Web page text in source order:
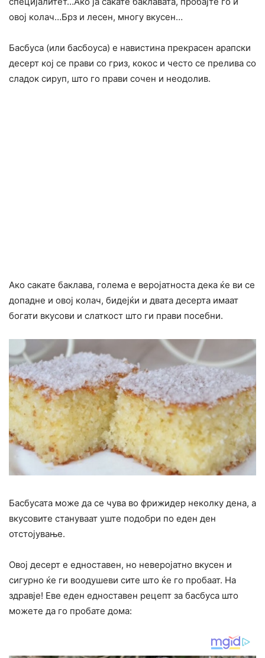
овој колач…Брз и лесен, многу вкусен…
Басбуса (или басбоуса) е навистина прекрасен арапски
десерт кој се прави со гриз, кокос и често се прелива со
сладок сируп, што го прави сочен и неодолив.
Ако сакате баклава, голема е веројатноста дека ќе ви се
допадне и овој колач, бидејќи и двата десерта имаат
богати вкусови и слаткост што ги прави посебни.
Басбусата може да се чува во фрижидер неколку дена, а
вкусовите стануваат уште подобри по еден ден
отстојување.
Овој десерт е едноставен, но неверојатно вкусен и
сигурно ќе ги воодушеви сите што ќе го пробаат. На
здравје! Еве еден едноставен рецепт за басбуса што
можете да го пробате дома: